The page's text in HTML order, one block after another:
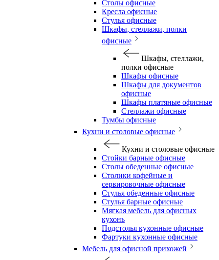
Столы офисные
Кресла офисные
Стулья офисные
Шкафы, стеллажи, полки
офисные
Шкафы, стеллажи,
полки офисные
Шкафы офисные
Шкафы для документов
офисные
Шкафы платяные офисные
Стеллажи офисные
Тумбы офисные
Кухни и столовые офисные
Кухни и столовые офисные
Стойки барные офисные
Столы обеденные офисные
Столики кофейные и
сервировочные офисные
Стулья обеденные офисные
Стулья барные офисные
Мягкая мебель для офисных
кухонь
Подстолья кухонные офисные
Фартуки кухонные офисные
Мебель для офисной прихожей